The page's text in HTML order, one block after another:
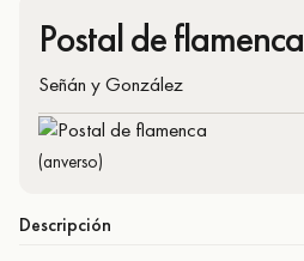
Postal de flamenca
Señán y González
(anverso)
Descripción